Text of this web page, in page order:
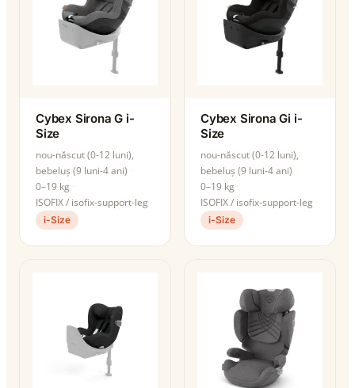
Cybex Sirona G i-
Size
nou-născut (0-12 luni),
bebeluș (9 luni-4 ani)
0–19 kg
ISOFIX / isofix-support-leg
i-Size
Cybex Sirona Gi i-
Size
nou-născut (0-12 luni),
bebeluș (9 luni-4 ani)
0–19 kg
ISOFIX / isofix-support-leg
i-Size